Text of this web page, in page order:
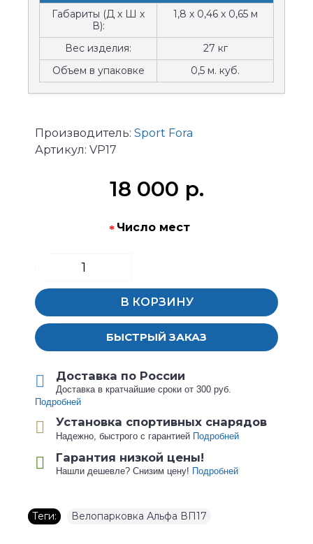
Габариты (Д х Ш х
В):
1,8 х 0,46 х 0,65 м
Вес изделия:
27 кг
Объем в упаковке
0,5 м. куб.
Производитель: Sport Fora
Артикул: VP17
18 000 р.
Число мест
В КОРЗИНУ
БЫСТРЫЙ ЗАКАЗ
Доставка по России
Доставка в кратчайшие сроки от 300 руб.
Подробней
Установка спортивных снарядов
Надежно, быстрого с гарантией Подробней
Гарантия низкой цены!
Нашли дешевле? Снизим цену! Подробней
Теги: Велопарковка Альфа ВП17